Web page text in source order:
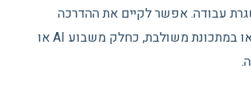
עבודה. אפשר לקיים את ההדרכה
פרונטלית, אונליין או במתכונת משולבת, כחלק משבוע AI או